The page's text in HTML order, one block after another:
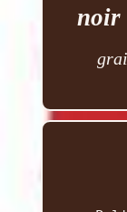
noir